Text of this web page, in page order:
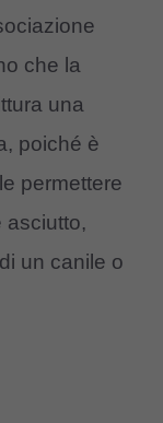
che la
una
poiché è
permettere
asciutto,
un canile o